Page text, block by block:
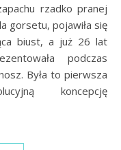
rzadko pranej
gorsetu, pojawiła się
biust, a już 26 lat
podczas
Była to pierwsza
koncepcję